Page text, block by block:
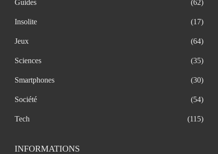
Guides (62)
Insolite (17)
Jeux (64)
Sciences (35)
Smartphones (30)
Société (54)
Tech (115)
INFORMATIONS